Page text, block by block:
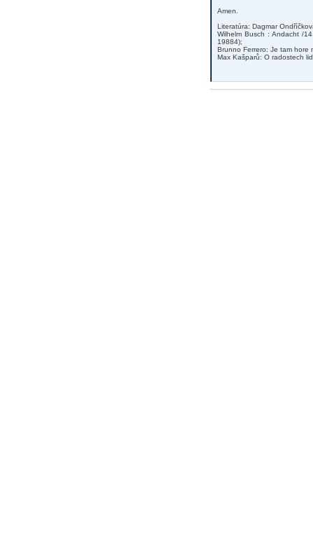
Amen.
Literatúra: Dagmar
Wilhelm Busch : Andacht /
19884);
Brunno Ferrero: Je tam hore
Max Kašparů: O radostech